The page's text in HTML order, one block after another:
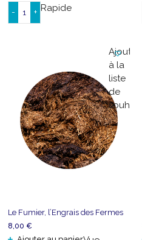
Rapide
-
quantité
Route
Vacances
+
Ajouter
à la
liste
de
souhaits
Le Fumier, l’Engrais des Fermes
8,00 €